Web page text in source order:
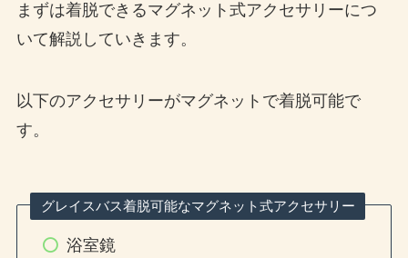
まずは着脱できるマグネット式アクセサリーにつ
いて解説していきます。
以下のアクセサリーがマグネットで着脱可能で
す。
グレイスバス着脱可能なマグネット式アクセサリー
浴室鏡